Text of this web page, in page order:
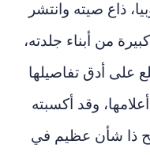
ذاع صيته وانتشر
من أبناء جلدته،
على أدق تفاصيلها
وقد أكسبته
ذا شأن عظيم في